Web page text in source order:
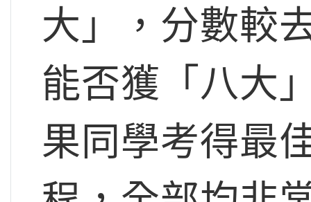
大」，分數較
能否獲「八大
果同學考得最